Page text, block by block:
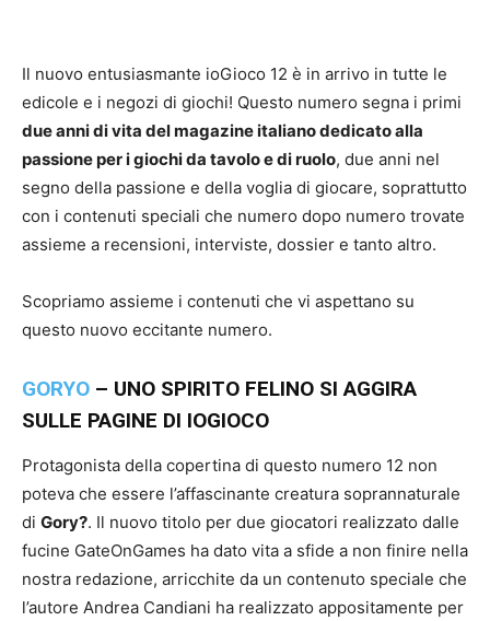
Il nuovo entusiasmante ioGioco 12 è in arrivo in tutte le
edicole e i negozi di giochi! Questo numero segna i primi
due anni di vita del magazine italiano dedicato alla
passione per i giochi da tavolo e di ruolo, due anni nel
segno della passione e della voglia di giocare, soprattutto
con i contenuti speciali che numero dopo numero trovate
assieme a recensioni, interviste, dossier e tanto altro.
Scopriamo assieme i contenuti che vi aspettano su
questo nuovo eccitante numero.
GORYO – UNO SPIRITO FELINO SI AGGIRA
SULLE PAGINE DI IOGIOCO
Protagonista della copertina di questo numero 12 non
poteva che essere l’affascinante creatura soprannaturale
di Gory?. Il nuovo titolo per due giocatori realizzato dalle
fucine GateOnGames ha dato vita a sfide a non finire nella
nostra redazione, arricchite da un contenuto speciale che
l’autore Andrea Candiani ha realizzato appositamente per